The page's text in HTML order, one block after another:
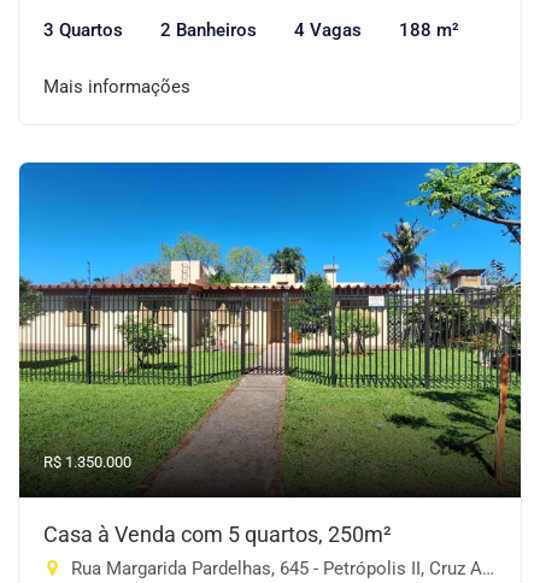
3 Quartos 2 Banheiros 4 Vagas 188 m²
Mais informações
R$ 1.350.000
Casa à Venda com 5 quartos, 250m²
Rua Margarida Pardelhas, 645 - Petrópolis II, Cruz Alta-RS